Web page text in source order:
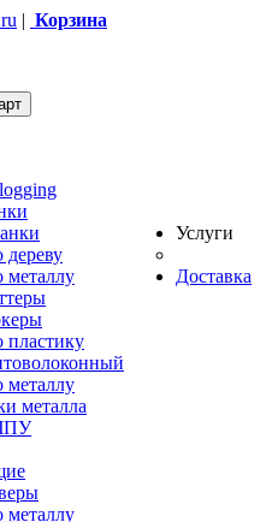
| Корзина
дереву
металлу
пластику
металлу
металла
металлу
Услуги
Доставка